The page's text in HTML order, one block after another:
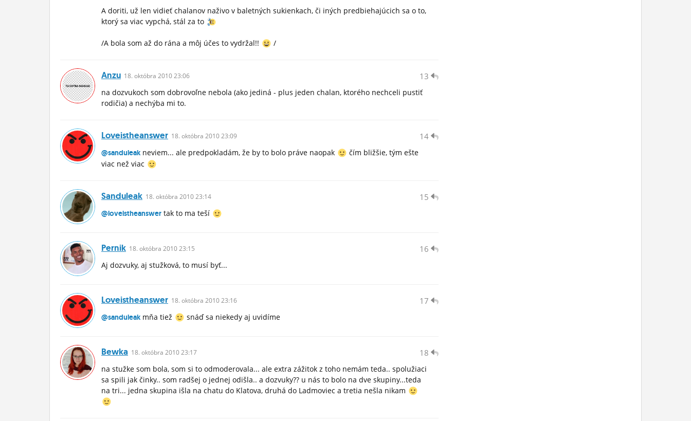
A doriti, už len vidieť chalanov naživo v baletných sukienkach, či iných predbiehajúcich sa o to,
ktorý sa viac vypchá, stál za to
/A bola som až do rána a môj účes to vydržal!! /
13
Anzu 18. októbra 2010 23:06
na dozvukoch som dobrovoľne nebola (ako jediná - plus jeden chalan, ktorého nechceli pustiť
rodičia) a nechýba mi to.
14
Loveistheanswer 18. októbra 2010 23:09
@sanduleakneviem... ale predpokladám, že by to bolo práve naopak
čím bližšie, tým ešte
viac než viac
15
Sanduleak 18. októbra 2010 23:14
@loveistheanswer tak to ma teší
16
Pernik 18. októbra 2010 23:15
Aj dozvuky, aj stužková, to musí byť...
17
Loveistheanswer 18. októbra 2010 23:16
@sanduleakmňa tiež snáď sa niekedy aj uvidíme
18
Bewka 18. októbra 2010 23:17
na stužke som bola, som si to odmoderovala... ale extra zážitok z toho nemám teda.. spolužiaci
sa spili jak činky.. som radšej o jednej odišla.. a dozvuky?? u nás to bolo na dve skupiny...teda
na tri... jedna skupina išla na chatu do Klatova, druhá do Ladmoviec a tretia nešla nikam